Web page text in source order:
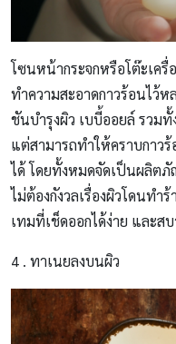
โซนหน้ากระจกหรือโต๊ะเค
ทำความสะอาดกาวร้อนไว้ห
ชันบำรุงผิว เบบี้ออยล์ รวม
แต่สามารถทำให้คราบกา
ได้ โดยทั้งหมดจัดเป็นผลิต
ไม่ต้องกังวลเรื่องผิวโดนทำ
เทมที่เช็ดออกได้ง่าย และส
4 . ทาเนยลงบนผิว